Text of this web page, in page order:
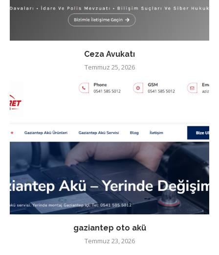
Ceza Avukatı
Temmuz 25, 2026
gaziantep oto akü
Temmuz 23, 2026